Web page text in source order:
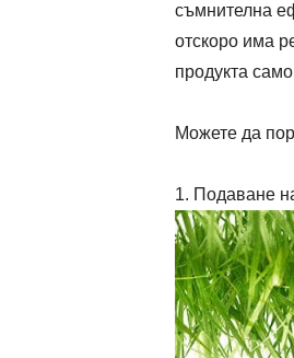
съмнителна
отскоро има
продукта
Можете да
Подаване